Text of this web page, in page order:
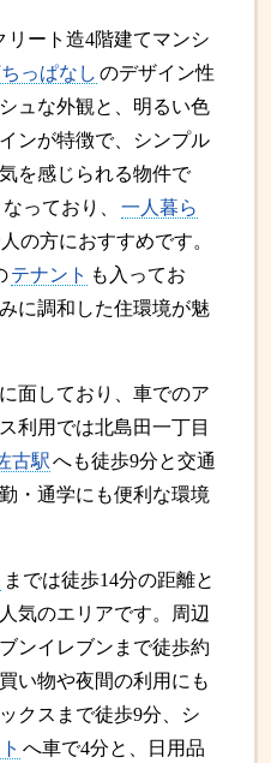
リート造4階建てマンシ
っぱなし のデザイン性
ュな外観と、明るい色
ンが特徴で、シンプル
を感じられる物件で
っており、
一人暮ら
の方におすすめです。
テナント も入ってお
に調和した住環境が魅
面しており、車でのア
利用では北島田一丁目
古駅へも徒歩9分と交通
・通学にも便利な環境
までは徒歩14分の距離と
気のエリアです。周辺
ンイレブンまで徒歩約
い物や夜間の利用にも
クスまで徒歩9分、シ
へ車で4分と、日用品